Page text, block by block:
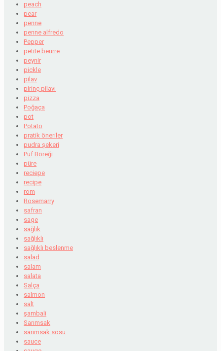
peach
pear
penne
penne alfredo
Pepper
petite beurre
peynir
pickle
pilav
pirinç pilavı
pizza
Poğaça
pot
Potato
pratik öneriler
pudra şekeri
Puf Böreği
püre
reciepe
recipe
rom
Rosemarry
safran
sage
sağlık
sağlıklı
sağlıklı beslenme
salad
salam
salata
Salça
salmon
salt
şambali
Sarımsak
sarımsak sosu
sauce